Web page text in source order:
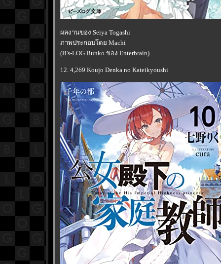
ผลงานของ Seiya Togashi
ภาพประกอบโดย Machi
(B's-LOG Bunko ของ Enterbrain)
12. 4,269 Koujo Denka no Kateikyoushi